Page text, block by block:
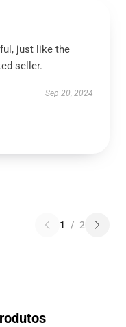
just like the
seller.
Sep 20, 2024
1 / 2